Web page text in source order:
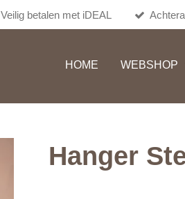
Veilig betalen met iDEAL
HOME WEBSHOP
Hanger